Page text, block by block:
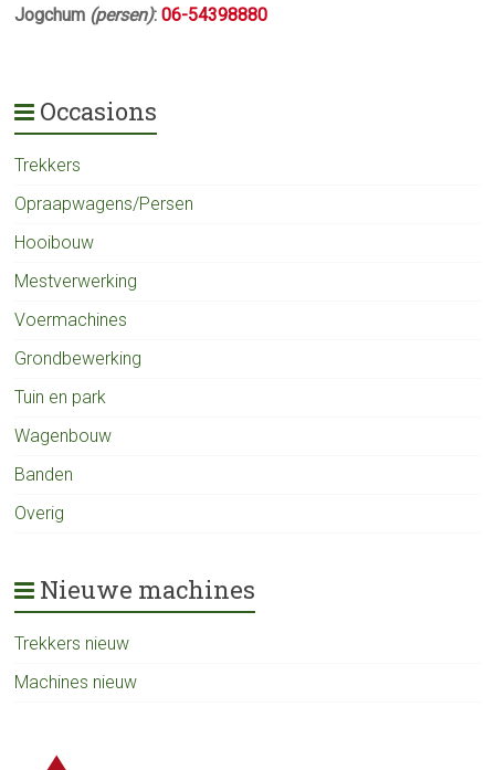
Jogchum (persen): 06-54398880
Occasions
Trekkers
Opraapwagens/Persen
Hooibouw
Mestverwerking
Voermachines
Grondbewerking
Tuin en park
Wagenbouw
Banden
Overig
Nieuwe machines
Trekkers nieuw
Machines nieuw